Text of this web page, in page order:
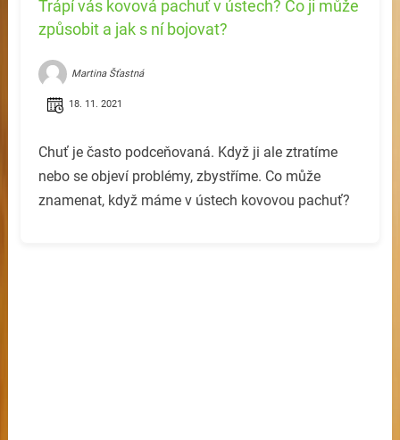
Trápí vás kovová pachuť v ústech? Co ji může
způsobit a jak s ní bojovat?
Martina Šťastná
18. 11. 2021
Chuť je často podceňovaná. Když ji ale ztratíme
nebo se objeví problémy, zbystříme. Co může
znamenat, když máme v ústech kovovou pachuť?